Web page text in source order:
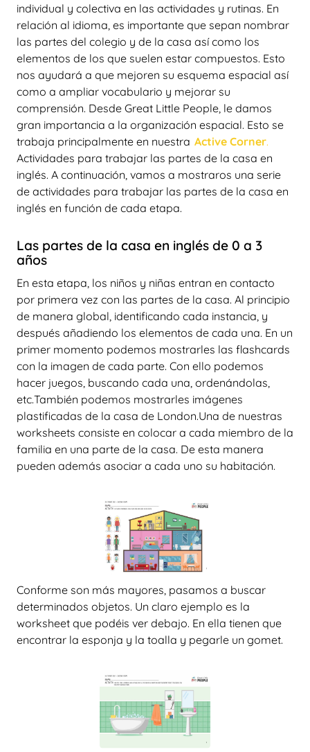
individual y colectiva en las actividades y rutinas. En
relación al idioma, es importante que sepan nombrar
las partes del colegio y de la casa así como los
elementos de los que suelen estar compuestos. Esto
nos ayudará a que mejoren su esquema espacial así
como a ampliar vocabulario y mejorar su
comprensión. Desde Great Little People, le damos
gran importancia a la organización espacial. Esto se
trabaja principalmente en nuestra Active Corner.
Actividades para trabajar las partes de la casa en
inglés. A continuación, vamos a mostraros una serie
de actividades para trabajar las partes de la casa en
inglés en función de cada etapa.
Las partes de la casa en inglés de 0 a 3
años
En esta etapa, los niños y niñas entran en contacto
por primera vez con las partes de la casa. Al principio
de manera global, identificando cada instancia, y
después añadiendo los elementos de cada una. En un
primer momento podemos mostrarles las flashcards
con la imagen de cada parte. Con ello podemos
hacer juegos, buscando cada una, ordenándolas,
etc.También podemos mostrarles imágenes
plastificadas de la casa de London.Una de nuestras
worksheets consiste en colocar a cada miembro de la
familia en una parte de la casa. De esta manera
pueden además asociar a cada uno su habitación.
Conforme son más mayores, pasamos a buscar
determinados objetos. Un claro ejemplo es la
worksheet que podéis ver debajo. En ella tienen que
encontrar la esponja y la toalla y pegarle un gomet.